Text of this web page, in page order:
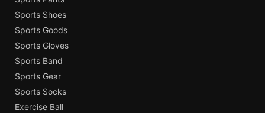
Sports Shoes
Sports Goods
Sports Gloves
Sports Band
Sports Gear
Sports Socks
Exercise Ball